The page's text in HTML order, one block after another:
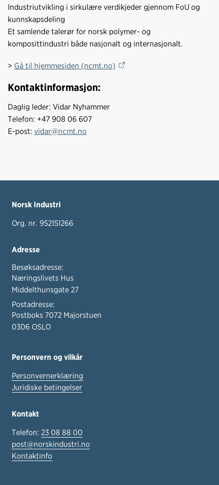
Industriutvikling i sirkulære verdikjeder gjennom FoU og
kunnskapsdeling
Et samlende talerør for norsk polymer- og
komposittindustri både nasjonalt og internasjonalt.
> Gå til hjemmesiden (ncmt.no)
Kontaktinformasjon:
Daglig leder: Vidar Nyhammer
Telefon: +47 908 06 607
E-post: vidar@ncmt.no
Norsk Industri
Org. nr. 952151266
Adresse
Besøksadresse:
Næringslivets Hus
Middelthunsgate 27
Postadresse:
Postboks 7072 Majorstuen
0306 OSLO
Personvern og vilkår
Personvernerklæring
Juridiske betingelser
Kontakt
Telefon: 23 08 88 00
post@norskindustri.no
Kontaktinfo